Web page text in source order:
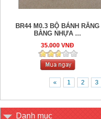
BR44 M0.3 BỘ BÁNH RĂNG
BẰNG NHỰA ...
35.000 VNĐ
« 1 2 3
Danh mục